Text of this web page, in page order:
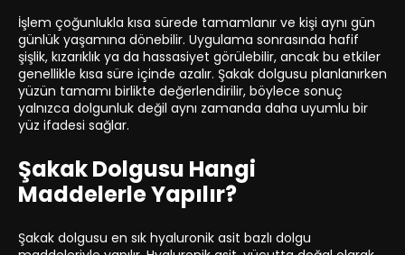
İşlem çoğunlukla kısa sürede tamamlanır ve kişi aynı gün
günlük yaşamına dönebilir. Uygulama sonrasında hafif
şişlik, kızarıklık ya da hassasiyet görülebilir, ancak bu etkiler
genellikle kısa süre içinde azalır. Şakak dolgusu planlanırken
yüzün tamamı birlikte değerlendirilir, böylece sonuç
yalnızca dolgunluk değil aynı zamanda daha uyumlu bir
yüz ifadesi sağlar.
Şakak Dolgusu Hangi
Maddelerle Yapılır?
Şakak dolgusu en sık hyaluronik asit bazlı dolgu